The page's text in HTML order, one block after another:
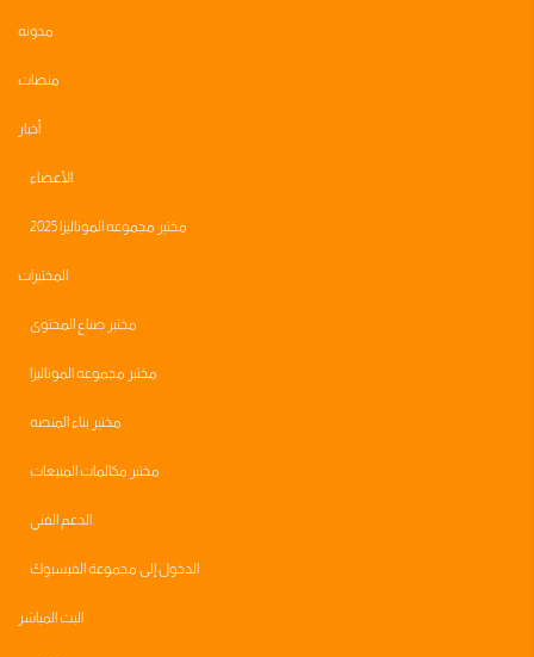
مدونه
منصات
أخبار
الأعضاء
مختبر مجموعه الموناليزا 2025
المختبرات
مختبر صناع المحتوى
مختبر مجموعه الموناليزا
مختبر بناء المنصه
مختبر مكالمات المبيعات
الدعم الفني
الدخول إلى مجموعة الفيسبوك
البث المباشر